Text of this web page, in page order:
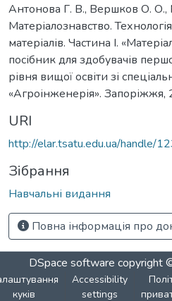
Антонова Г. В., Вершков О. О.,
Матеріалознавство.
матеріалів. Частина І.
посібник для здобувачів
рівня вищої освіти зі
«Агроінженерія». Запоріжжя,
URI
http://elar.tsatu.edu.ua/handle/
Зібрання
Навчальні видання
Повна інформація про
DSpace software copyright
куків
Accessibility
settings